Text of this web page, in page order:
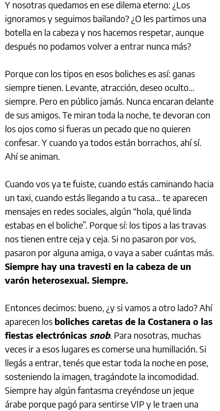
Y nosotras quedamos en ese dilema eterno: ¿Los
ignoramos y seguimos bailando? ¿O les partimos una
botella en la cabeza y nos hacemos respetar, aunque
después no podamos volver a entrar nunca más?
Porque con los tipos en esos boliches es así: ganas
siempre tienen. Levante, atracción, deseo oculto…
siempre. Pero en público jamás. Nunca encaran delante
de sus amigos. Te miran toda la noche, te devoran con
los ojos como si fueras un pecado que no quieren
confesar. Y cuando ya todos están borrachos, ahí sí.
Ahí se animan.
Cuando vos ya te fuiste, cuando estás caminando hacia
un taxi, cuando estás llegando a tu casa… te aparecen
mensajes en redes sociales, algún “hola, qué linda
estabas en el boliche”. Porque sí: los tipos a las travas
nos tienen entre ceja y ceja. Si no pasaron por vos,
pasaron por alguna amiga, o vaya a saber cuántas más.
Siempre hay una travesti en la cabeza de un
varón heterosexual. Siempre.
Entonces decimos: bueno, ¿y si vamos a otro lado? Ahí
aparecen los boliches caretas de la Costanera o las
fiestas electrónicas snob. Para nosotras, muchas
veces ir a esos lugares es comerse una humillación. Si
llegás a entrar, tenés que estar toda la noche en pose,
sosteniendo la imagen, tragándote la incomodidad.
Siempre hay algún fantasma creyéndose un jeque
árabe porque pagó para sentirse VIP y le traen una